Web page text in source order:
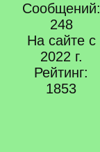
Сообщений:
248
На сайте с
2022 г.
Рейтинг:
1853